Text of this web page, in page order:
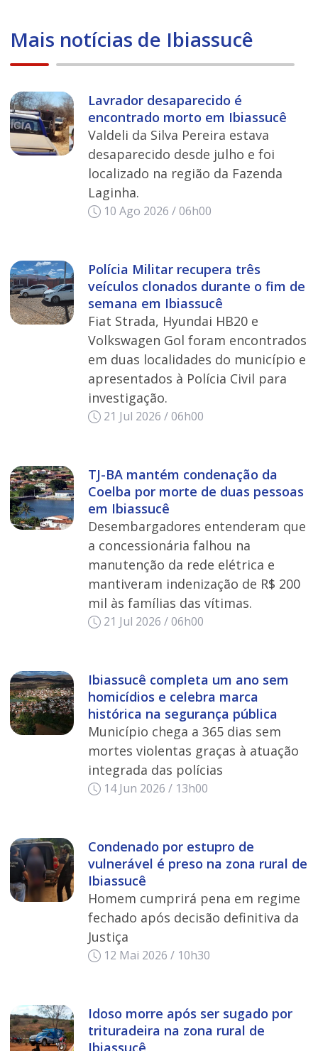
Mais notícias de Ibiassucê
Lavrador desaparecido é
encontrado morto em Ibiassucê
Valdeli da Silva Pereira estava
desaparecido desde julho e foi
localizado na região da Fazenda
Laginha.
10 Ago 2026 / 06h00
Polícia Militar recupera três
veículos clonados durante o fim de
semana em Ibiassucê
Fiat Strada, Hyundai HB20 e
Volkswagen Gol foram encontrados
em duas localidades do município e
apresentados à Polícia Civil para
investigação.
21 Jul 2026 / 06h00
TJ-BA mantém condenação da
Coelba por morte de duas pessoas
em Ibiassucê
Desembargadores entenderam que
a concessionária falhou na
manutenção da rede elétrica e
mantiveram indenização de R$ 200
mil às famílias das vítimas.
21 Jul 2026 / 06h00
Ibiassucê completa um ano sem
homicídios e celebra marca
histórica na segurança pública
Município chega a 365 dias sem
mortes violentas graças à atuação
integrada das polícias
14 Jun 2026 / 13h00
Condenado por estupro de
vulnerável é preso na zona rural de
Ibiassucê
Homem cumprirá pena em regime
fechado após decisão definitiva da
Justiça
12 Mai 2026 / 10h30
Idoso morre após ser sugado por
trituradeira na zona rural de
Ibiassucê